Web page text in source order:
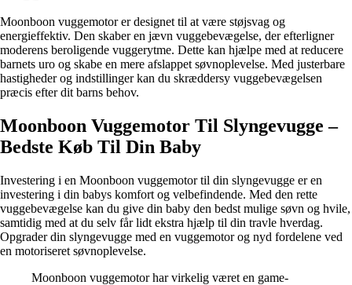
Moonboon vuggemotor er designet til at være støjsvag og
energieffektiv. Den skaber en jævn vuggebevægelse, der efterligner
moderens beroligende vuggerytme. Dette kan hjælpe med at reducere
barnets uro og skabe en mere afslappet søvnoplevelse. Med justerbare
hastigheder og indstillinger kan du skræddersy vuggebevægelsen
præcis efter dit barns behov.
Moonboon Vuggemotor Til Slyngevugge –
Bedste Køb Til Din Baby
Investering i en Moonboon vuggemotor til din slyngevugge er en
investering i din babys komfort og velbefindende. Med den rette
vuggebevægelse kan du give din baby den bedst mulige søvn og hvile,
samtidig med at du selv får lidt ekstra hjælp til din travle hverdag.
Opgrader din slyngevugge med en vuggemotor og nyd fordelene ved
en motoriseret søvnoplevelse.
Moonboon vuggemotor har virkelig været en game-